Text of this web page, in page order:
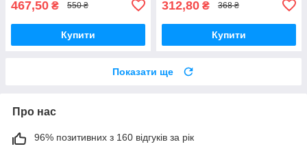
467,50 ₴ 550 ₴
Купити
312,80 ₴ 368 ₴
Купити
Показати ще
Про нас
96% позитивних з 160 відгуків за рік